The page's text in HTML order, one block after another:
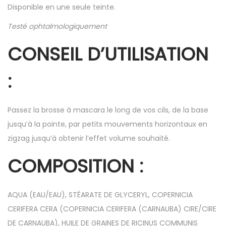
Disponible en une seule teinte.
Testé ophtalmologiquement
CONSEIL D’UTILISATION
:
Passez la brosse à mascara le long de vos cils, de la base
jusqu’à la pointe, par petits mouvements horizontaux en
zigzag jusqu’à obtenir l’effet volume souhaité.
COMPOSITION :
AQUA (EAU/EAU), STÉARATE DE GLYCERYL, COPERNICIA
CERIFERA CERA (COPERNICIA CERIFERA (CARNAUBA) CIRE/CIRE
DE CARNAUBA), HUILE DE GRAINES DE RICINUS COMMUNIS